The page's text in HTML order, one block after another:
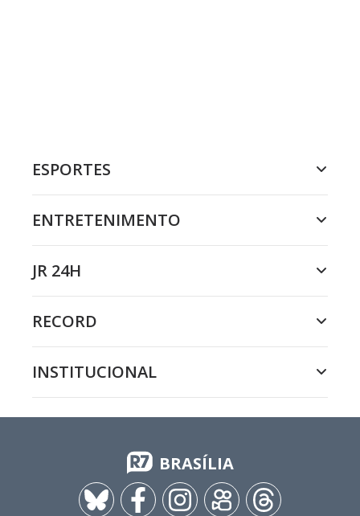
ESPORTES
ENTRETENIMENTO
JR 24H
RECORD
INSTITUCIONAL
BRASÍLIA